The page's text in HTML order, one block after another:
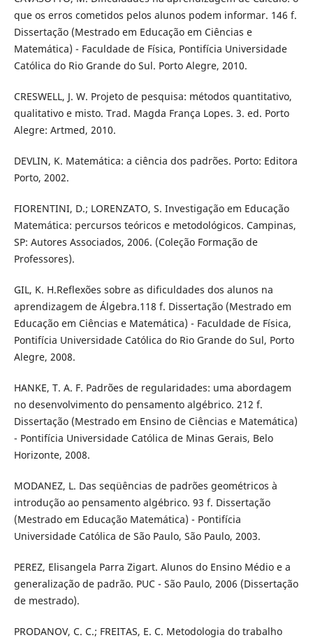
que os erros cometidos pelos alunos podem informar. 146 f.
Dissertação (Mestrado em Educação em Ciências e
Matemática) - Faculdade de Física, Pontifícia Universidade
Católica do Rio Grande do Sul. Porto Alegre, 2010.
CRESWELL, J. W. Projeto de pesquisa: métodos quantitativo,
qualitativo e misto. Trad. Magda França Lopes. 3. ed. Porto
Alegre: Artmed, 2010.
DEVLIN, K. Matemática: a ciência dos padrões. Porto: Editora
Porto, 2002.
FIORENTINI, D.; LORENZATO, S. Investigação em Educação
Matemática: percursos teóricos e metodológicos. Campinas,
SP: Autores Associados, 2006. (Coleção Formação de
Professores).
GIL, K. H.Reflexões sobre as dificuldades dos alunos na
aprendizagem de Álgebra.118 f. Dissertação (Mestrado em
Educação em Ciências e Matemática) - Faculdade de Física,
Pontifícia Universidade Católica do Rio Grande do Sul, Porto
Alegre, 2008.
HANKE, T. A. F. Padrões de regularidades: uma abordagem
no desenvolvimento do pensamento algébrico. 212 f.
Dissertação (Mestrado em Ensino de Ciências e Matemática)
- Pontifícia Universidade Católica de Minas Gerais, Belo
Horizonte, 2008.
MODANEZ, L. Das seqüências de padrões geométricos à
introdução ao pensamento algébrico. 93 f. Dissertação
(Mestrado em Educação Matemática) - Pontifícia
Universidade Católica de São Paulo, São Paulo, 2003.
PEREZ, Elisangela Parra Zigart. Alunos do Ensino Médio e a
generalização de padrão. PUC - São Paulo, 2006 (Dissertação
de mestrado).
PRODANOV, C. C.; FREITAS, E. C. Metodologia do trabalho